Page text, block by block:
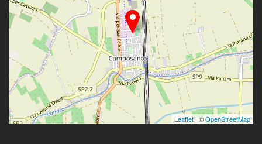
Leaflet | ©OpenStreetMap